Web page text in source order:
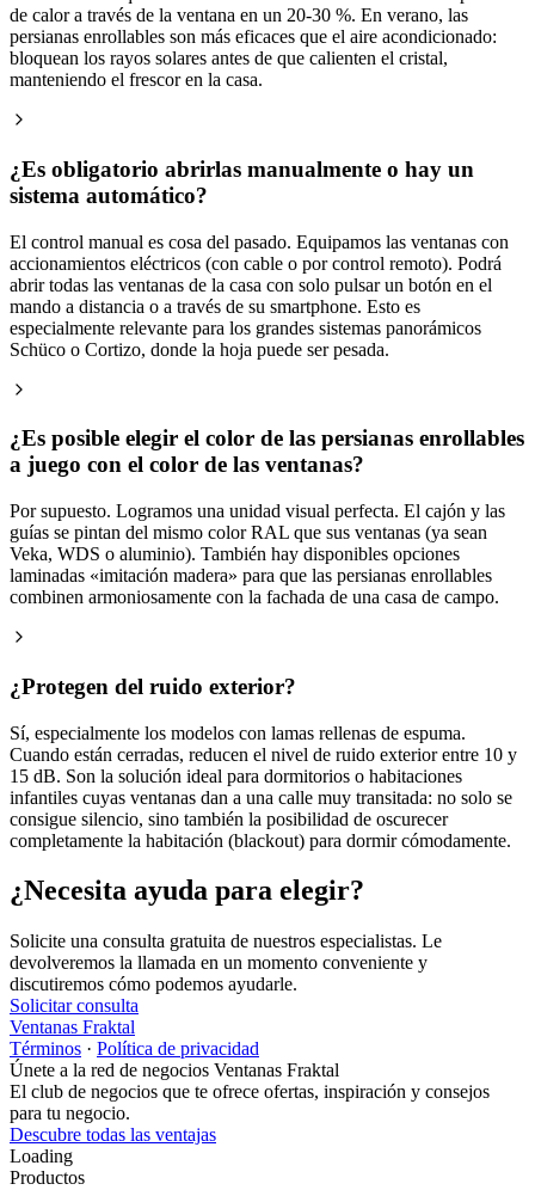
de calor a través de la ventana en un 20-30 %. En verano, las
persianas enrollables son más eficaces que el aire acondicionado:
bloquean los rayos solares antes de que calienten el cristal,
manteniendo el frescor en la casa.
¿Es obligatorio abrirlas manualmente o hay un
sistema automático?
El control manual es cosa del pasado. Equipamos las ventanas con
accionamientos eléctricos (con cable o por control remoto). Podrá
abrir todas las ventanas de la casa con solo pulsar un botón en el
mando a distancia o a través de su smartphone. Esto es
especialmente relevante para los grandes sistemas panorámicos
Schüco o Cortizo, donde la hoja puede ser pesada.
¿Es posible elegir el color de las persianas enrollables
a juego con el color de las ventanas?
Por supuesto. Logramos una unidad visual perfecta. El cajón y las
guías se pintan del mismo color RAL que sus ventanas (ya sean
Veka, WDS o aluminio). También hay disponibles opciones
laminadas «imitación madera» para que las persianas enrollables
combinen armoniosamente con la fachada de una casa de campo.
¿Protegen del ruido exterior?
Sí, especialmente los modelos con lamas rellenas de espuma.
Cuando están cerradas, reducen el nivel de ruido exterior entre 10 y
15 dB. Son la solución ideal para dormitorios o habitaciones
infantiles cuyas ventanas dan a una calle muy transitada: no solo se
consigue silencio, sino también la posibilidad de oscurecer
completamente la habitación (blackout) para dormir cómodamente.
¿Necesita ayuda para elegir?
Solicite una consulta gratuita de nuestros especialistas. Le
devolveremos la llamada en un momento conveniente y
discutiremos cómo podemos ayudarle.
Solicitar consulta
Ventanas Fraktal
Términos · Política de privacidad
Únete a la red de negocios Ventanas Fraktal
El club de negocios que te ofrece ofertas, inspiración y consejos
para tu negocio.
Descubre todas las ventajas
Loading
Productos